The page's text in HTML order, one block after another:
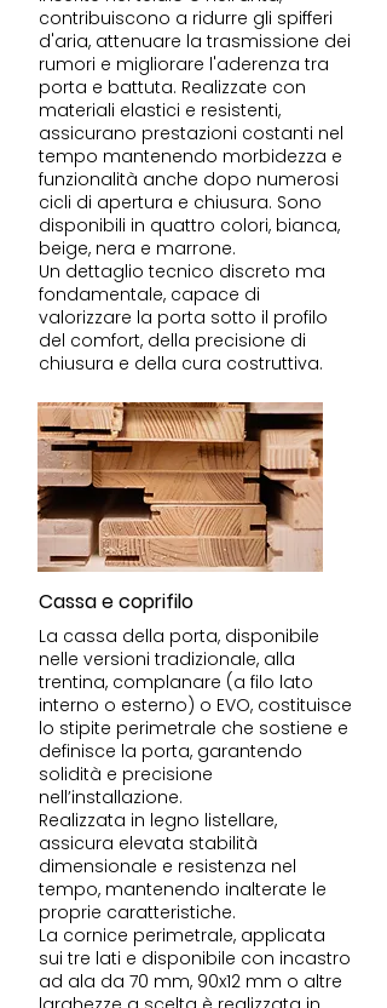
contribuiscono a ridurre gli spifferi
d'aria, attenuare la trasmissione dei
rumori e migliorare l'aderenza tra
porta e battuta. Realizzate con
materiali elastici e resistenti,
assicurano prestazioni costanti nel
tempo mantenendo morbidezza e
funzionalità anche dopo numerosi
cicli di apertura e chiusura. Sono
disponibili in quattro colori, bianca,
beige, nera e marrone.
Un dettaglio tecnico discreto ma
fondamentale, capace di
valorizzare la porta sotto il profilo
del comfort, della precisione di
chiusura e della cura costruttiva.
Cassa e coprifilo
La cassa della porta, disponibile
nelle versioni tradizionale, alla
trentina, complanare (a filo lato
interno o esterno) o EVO, costituisce
lo stipite perimetrale che sostiene e
definisce la porta, garantendo
solidità e precisione
nell’installazione.
Realizzata in legno listellare,
assicura elevata stabilità
dimensionale e resistenza nel
tempo, mantenendo inalterate le
proprie caratteristiche.
La cornice perimetrale, applicata
sui tre lati e disponibile con incastro
ad ala da 70 mm, 90x12 mm o altre